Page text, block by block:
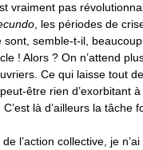
vraiment pas
, les périodes de
semble-t-il,
! Alors ? On n’attend
Ce qui laisse tout
être rien d’exorbitant
là d’ailleurs la tâche
l’action collective, je